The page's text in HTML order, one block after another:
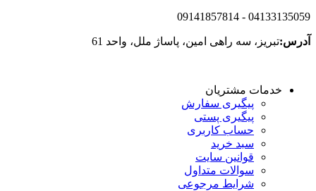
- 04133135059
09141857814
آدرس:تبریز، سه راهی امین، پاساژ ملل، واحد 61
خدمات مشتریان
پیگیری سفارش
پیگیری پستی
حساب کاربری
سبد خرید
قوانین سایت
سوالات متداول
شرایط مرجوعی